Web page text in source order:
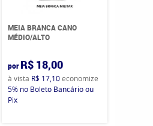
MEIA BRANCA CANO
MÉDIO/ALTO
por R$ 18,00
à vista R$ 17,10economize
5% no Boleto Bancário ou
Pix